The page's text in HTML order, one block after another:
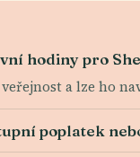
hodiny pro
a lze ho
poplatek